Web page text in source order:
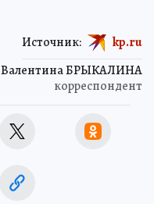
Валентина БРЫКАЛИНА
корреспондент
Источник: kp.ru